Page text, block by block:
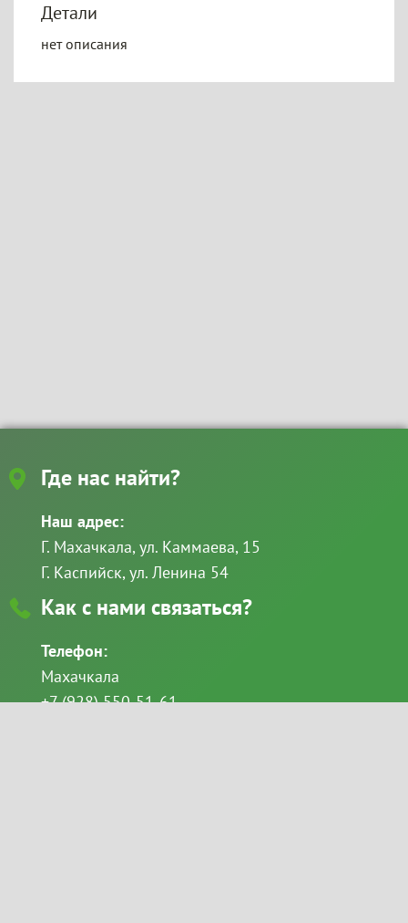
Детали
нет описания
Где нас найти?
Наш адрес:
Г. Махачкала, ул. Каммаева, 15
Г. Каспийск, ул. Ленина 54
Как с нами связаться?
Телефон:
Махачкала
+7 (928) 550-51-61